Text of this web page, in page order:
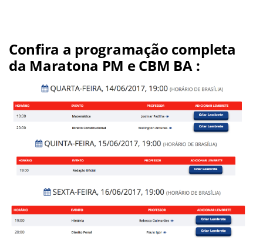
Confira a programação completa
da Maratona PM e CBM BA :